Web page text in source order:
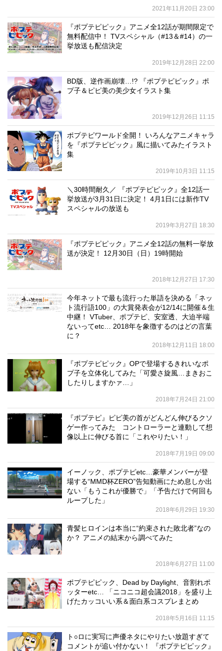
2021年11月20日 23:00
『ポプテピピック』アニメ全12話が期間限定で
無料配信中！ TVスペシャル（#13＆#14）の一
挙放送も配信決定
2019年12月28日 22:00
BD版、逆作画崩壊…!? 『ポプテピピック』ポ
プ子＆ピピ美の美少女イラスト集
2019年12月26日 11:15
ポプテピワールド全開！ いろんなアニメキャラ
を『ポプテピピック』風に描いてみたイラスト
集
2019年10月3日 11:15
＼30時間耐久／ 『ポプテピピック』全12話一
挙放送が3月31日に決定！ 4月1日には新作TV
スペシャルの放送も
2019年3月27日 18:30
『ポプテピピック』アニメ全12話の無料一挙放
送が決定！ 12月30日（日）19時開始
2018年12月27日 17:30
今年ネットで最も流行った単語を決める「ネッ
ト流行語100」の大賞発表会が12/14に開催＆生
中継！ VTuber、ポプテピ、安室透、大迫半端
ないってetc… 2018年を象徴するのはどの言葉
に？
2018年12月11日 18:00
『ポプテピピック』OPで登場するきれいなポ
プ子を立体化してみた「可愛さ旋風…まきおこ
したりしますかァ…」
2018年7月24日 21:00
『ポプテピ』ピピ美の首がどんどん伸びるクソ
ゲー作ってみた コントローラーと連動して想
像以上に伸びる首に「これやりたい！」
2018年7月19日 09:00
イーノック、ポプテピetc…豪華メンバーが登
場する“MMD杯ZERO”告知動画にため息しか出
ない「もうこれが優勝で」「予告だけで何回も
ループした」
2018年6月29日 19:30
青髪ヒロインは本当に“約束された敗北者”なの
か？ アニメの結末から調べてみた
2018年6月27日 11:00
ポプテピピック、Dead by Daylight、音割れポ
ッターetc… 「ニコニコ超会議2018」を盛り上
げたカッコいい系＆面白系コスプレまとめ
2018年5月16日 11:15
ト○ロに実写に声優ネタにやりたい放題すぎて
コメントが追い付かない！ 『ポプテピピック』